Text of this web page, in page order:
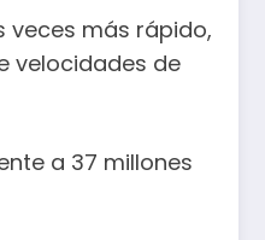
veces más rápido,
velocidades de
a 37 millones